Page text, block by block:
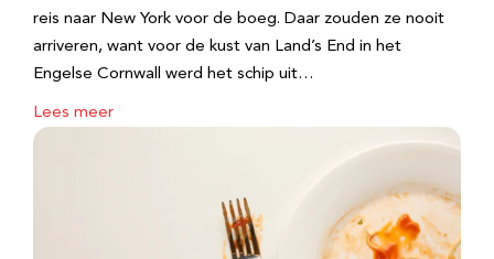
reis naar New York voor de boeg. Daar zouden ze nooit
arriveren, want voor de kust van Land’s End in het
Engelse Cornwall werd het schip uit…
Lees meer